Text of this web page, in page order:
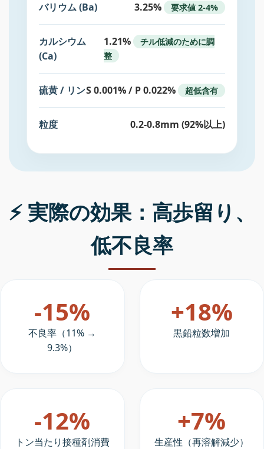
バリウム (Ba) 3.25% 要求値 2-4%
カルシウム
(Ca)
1.21%
チル低減のために調
整
硫黄 / リンS 0.001% / P 0.022% 超低含有
粒度 0.2-0.8mm (92%以上)
⚡ 実際の効果：高歩留り、
低不良率
-15%
不良率（11% →
9.3%）
+18%
黒鉛粒数増加
-12%
トン当たり接種剤消費
+7%
生産性（再溶解減少）